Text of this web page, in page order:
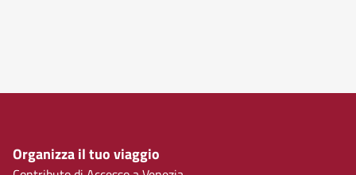
Organizza il tuo viaggio